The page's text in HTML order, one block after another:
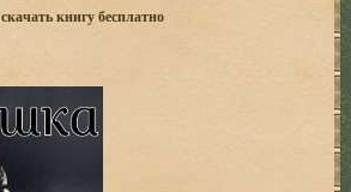
скачать книгу бесплатно